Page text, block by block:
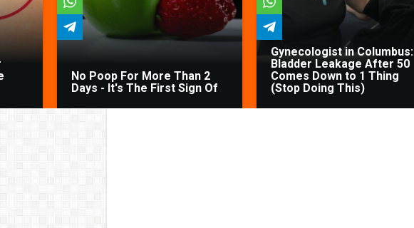
No Poop For More Than 2
Days - It's The First Sign Of
Gynecologist in Columbus:
Bladder Leakage After 50
Comes Down to 1 Thing
(Stop Doing This)